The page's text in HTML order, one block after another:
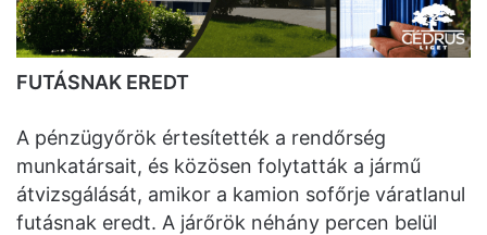
FUTÁSNAK EREDT
A pénzügyőrök értesítették a rendőrség
munkatársait, és közösen folytatták a jármű
átvizsgálását, amikor a kamion sofőrje váratlanul
futásnak eredt. A járőrök néhány percen belül